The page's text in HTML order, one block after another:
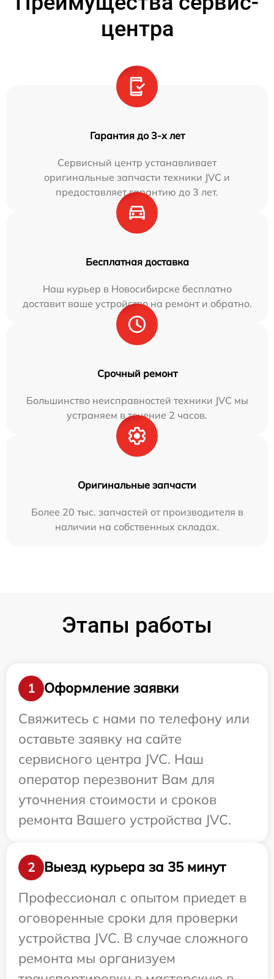
центра
Гарантия до 3-х лет
Сервисный центр устанавливает
оригинальные запчасти техники JVC и
предоставляет гарантию до 3 лет.
Бесплатная доставка
Наш курьер в Новосибирске бесплатно
доставит ваше устройство на ремонт и обратно.
Срочный ремонт
Большинство неисправностей техники JVC мы
устраняем в течение 2 часов.
Оригинальные запчасти
Более 20 тыс. запчастей от производителя в
наличии на собственных складах.
Этапы работы
1
Оформление заявки
Свяжитесь с нами по телефону или
оставьте заявку на сайте
сервисного центра JVC. Наш
оператор перезвонит Вам для
уточнения стоимости и сроков
ремонта Вашего устройства JVC.
2
Выезд курьера за 35 минут
Профессионал с опытом приедет в
оговоренные сроки для проверки
устройства JVC. В случае сложного
ремонта мы организуем